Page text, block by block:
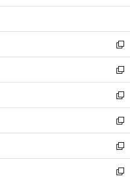
ウ
開
く
新
し
い
ウ
ィ
ン
ド
ウ
で
開
く
新
し
い
ウ
ィ
ン
ド
ウ
で
新
し
い
ウ
ィ
ン
ド
新
し
い
ウ
ィ
新
し
い
新